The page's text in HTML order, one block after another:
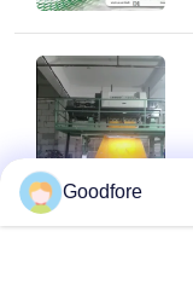
Goodfore